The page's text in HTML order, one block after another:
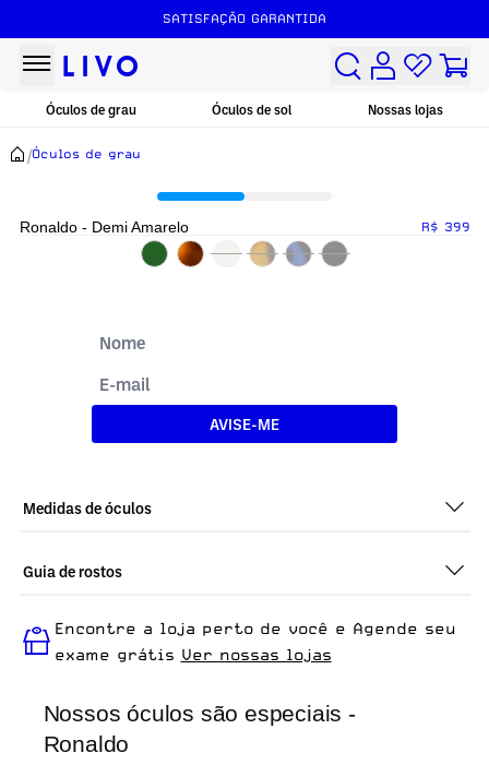
SATISFAÇÃO GARANTIDA
Óculos de grau Óculos de sol Nossas lojas
/Óculos de grau
Nossos óculos são especiais -
Ronaldo
Ronaldo - Demi Amarelo R$ 399
AVISE-ME
Medidas de óculos
Guia de rostos
Amarelo é ideal para quem busca um óculos confortável para
o dia a dia.
Encontre a loja perto de você e Agende seu
exame grátis Ver nossas lojas